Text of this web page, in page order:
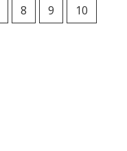
8 9
10